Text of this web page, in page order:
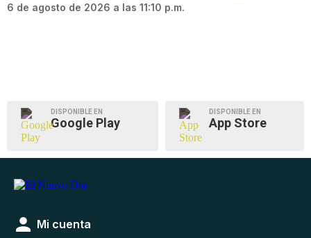
6 de agosto de 2026 a las 11:10 p.m.
DISPONIBLE EN
Google Play
DISPONIBLE EN
App Store
Mi cuenta